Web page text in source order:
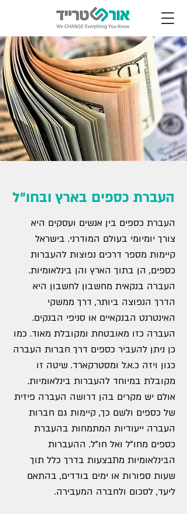
העברת כספים בארץ ובחו"ל
העברת כספים בין אנשים ועסקים היא
צורך יומיומי בעולם המודרני. בישראל
קיימות מספר דרכים נפוצות להעברות
כספים, הן בתוך הארץ והן בינלאומיות.
העברה בנקאית מחשבון לחשבון היא
הדרך הנפוצה ביותר, דרך ממשקי
האינטרנט הבנקאיים או סניפי הבנקים.
העברה כזו מאובטחת ומקובלת מאוד. כמו
כן ניתן להעביר כספים דרך חברות העברה
כגון ויזה כ.א.ל ומסטרקארד. שיטה זו
מקובלת במיוחד להעברות בינלאומיות.
אולם יש מקרים בהן דרושה העברה פיזית
של כספים ולשם כך, קיימות גם חברות
העברה ייעודיות המתמחות בהעברת
כספים מחו"ל ואל חו"ל. ההעברות
הבינלאומיות מתבצעות בדרך כלל תוך
שעות ספורות או ימים בודדים, בהתאם
ליעד, לסכום ולחברה המעבירה.